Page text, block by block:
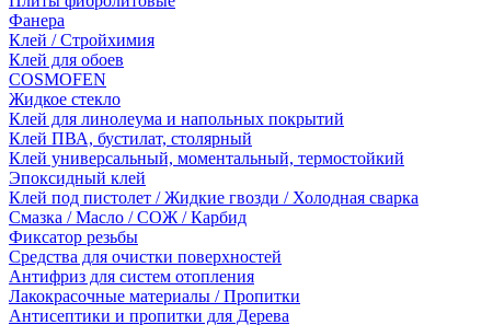
Фанера
Клей / Стройхимия
Клей для обоев
COSMOFEN
Жидкое стекло
Клей для линолеума и напольных покрытий
Клей ПВА, бустилат, столярный
Клей универсальный, моментальный, термостойкий
Эпоксидный клей
Клей под пистолет / Жидкие гвозди / Холодная сварка
Смазка / Масло / СОЖ / Карбид
Фиксатор резьбы
Средства для очистки поверхностей
Антифриз для систем отопления
Лакокрасочные материалы / Пропитки
Антисептики и пропитки для Дерева